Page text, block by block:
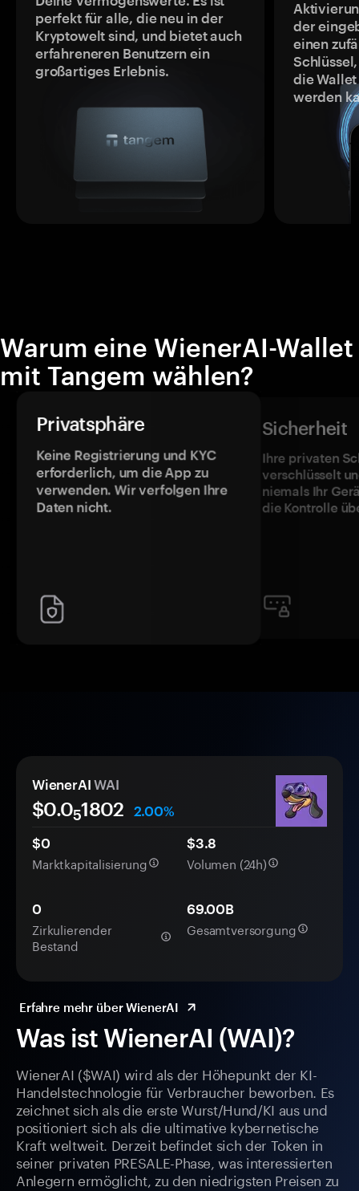
perfekt für alle, die neu in der
Kryptowelt sind, und bietet auch
erfahreneren Benutzern ein
großartiges Erlebnis.
der
einen
die
werden
Warum eine WienerAI-Wallet
mit Tangem wählen?
Privatsphäre
Keine Registrierung und KYC
erforderlich, um die App zu
verwenden. Wir verfolgen Ihre
Daten nicht.
Sicherheit
Ihre privaten
verschlüsselt
niemals Ihr
die Kontrolle
Was ist WienerAI (WAI)?
WienerAI ($WAI) wird als der Höhepunkt der KI-
Handelstechnologie für Verbraucher beworben. Es
zeichnet sich als die erste Wurst/Hund/KI aus und
positioniert sich als die ultimative kybernetische
Kraft weltweit. Derzeit befindet sich der Token in
seiner privaten PRESALE-Phase, was interessierten
Anlegern ermöglicht, zu den niedrigsten Preisen zu
WienerAI WAI
$0.051802
2.00%
$0
Marktkapitalisierung
$3.8
Volumen (24h)
0
Zirkulierender
Bestand
69.00B
Gesamtversorgung
Erfahre mehr über WienerAI